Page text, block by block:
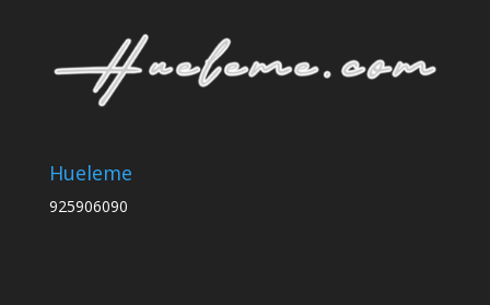
Hueleme
925906090